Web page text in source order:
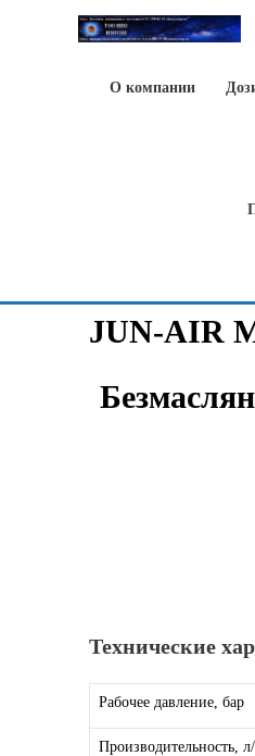
О компании
JUN-AIR
Технические
Рабочее давление, бар
Производительность,